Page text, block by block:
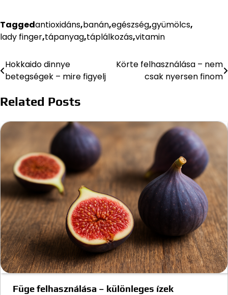
Taggedantioxidáns,banán,egészség,gyümölcs,
lady finger,tápanyag,táplálkozás,vitamin
Bejegyzés
navigáció
Hokkaido dinnye
betegségek – mire figyelj
Körte felhasználása – nem
csak nyersen finom
Related Posts
Füge felhasználása – különleges ízek